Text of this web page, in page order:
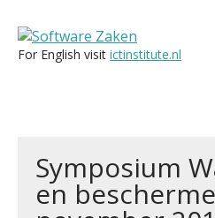
For English visit ictinstitute.nl
AI TEMPLATES
AI TRAINING
SECURITY
Symposium
en